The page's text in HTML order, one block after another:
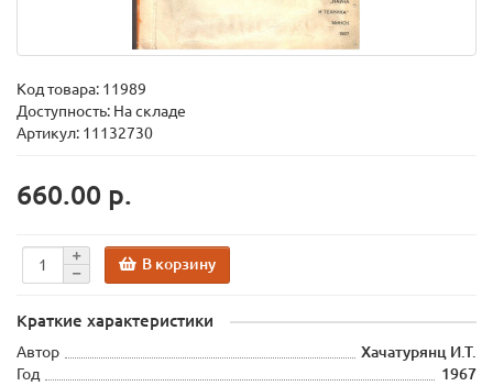
Код товара: 11989
Доступность: На складе
Артикул: 11132730
660.00 р.
В корзину
Краткие характеристики
Автор
Хачатурянц И.Т.
Год
1967